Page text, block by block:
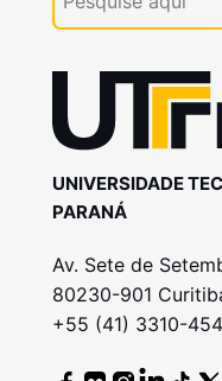
UNIVERSIDADE
PARANÁ
Av. Sete de
80230-901
+55 (41) 3310-